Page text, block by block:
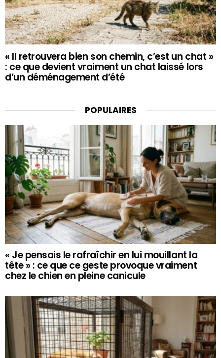
« Il retrouvera bien son chemin, c’est un chat »
: ce que devient vraiment un chat laissé lors
d’un déménagement d’été
POPULAIRES
« Je pensais le rafraîchir en lui mouillant la
tête » : ce que ce geste provoque vraiment
chez le chien en pleine canicule